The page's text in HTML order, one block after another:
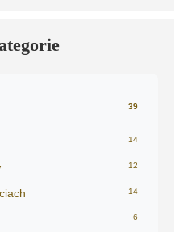
39
14
12
14
6